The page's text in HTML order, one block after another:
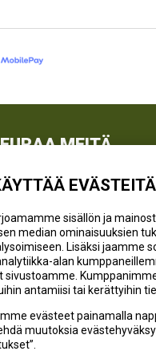
EVÄSTEITÄ
sisällön ja
median ominaisuuksien
Lisäksi jaamme
alan
sivustoamme.
antamiisi tai kerättyihin
evästeet painamalla
muutoksia
MEITÄ
@kivikangaskalastus
@kivikangas_kalastus
@kivikangaskasvihuoneet
Kivikangas Oy